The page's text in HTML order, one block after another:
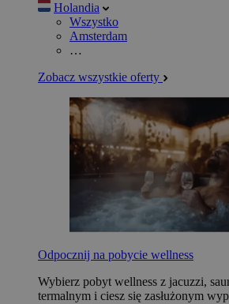
Holandia
Wszystko
Amsterdam
…
Zobacz wszystkie oferty
Odpocznij na pobycie wellness
Wybierz pobyt wellness z jacuzzi,
termalnym i ciesz się zasłużonym